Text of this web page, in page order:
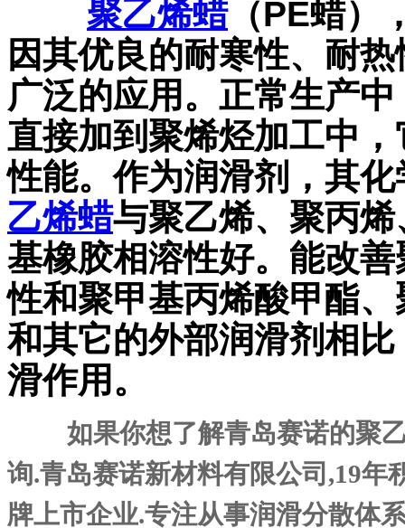
聚乙烯蜡（PE蜡）
因其优良的耐寒性、耐
广泛的应用。正常生产
直接加到聚烯烃加工中
性能。作为润滑剂，其
乙烯蜡与聚乙烯、聚丙
基橡胶相溶性好。能改
性和聚甲基丙烯酸甲酯
和其它的外部润滑剂相比
滑作用。
如果你想了解青岛赛诺的聚
询.青岛赛诺新材料有限公司,19年
牌上市企业.专注从事润滑分散体